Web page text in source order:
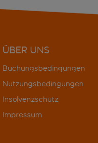
ÜBER UNS
Buchungsbedingungen
Nutzungsbedingungen
Insolvenzschutz
Impressum